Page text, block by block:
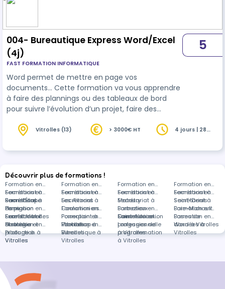
004- Bureautique Express Word/Excel
(4j)
FAST FORMATION INFORMATIQUE
Word permet de mettre en page vos
documents... Cette formation va vous apprendre
à faire des plannings ou des tableaux de bord
pour suivre l’évolution d’un projet, faire des
5
Vitrolles (13) > 3000€ HT
4 jours | 28
Découvrir plus de formations !
Formation en
Secrétariat à
Raon-l'Étape
Formation en
Secrétariat à
Les Avirons
Formation en
Secrétariat à
Matoury
Formation en
Secrétariat à
Saint-Denis
Formation en
Secrétariat à
Perpignan
Formation en
Secrétariat à
Coulommiers
Formation en
Secrétariat à
Barbezieux-
Saint-Hilaire
Formation en
Secrétariat à
Baie-Mahault
Formations
dans
Secrétariat à
distance
Formation en
Excel à Vitrolles
Formation en
Powerpoint à
Vitrolles
Formation en
Communication
professionnelle
à Vitrolles
Formation en
Bases de
données à
Vitrolles
Formation en
Stratégie et
pilotage à
Vitrolles
Formation en
Photoshop à
Vitrolles
Formation en
Langages de
programmation
à Vitrolles
Formation en
Word à Vitrolles
Formation en
Production à
Vitrolles
Formation en
Bureautique à
Vitrolles